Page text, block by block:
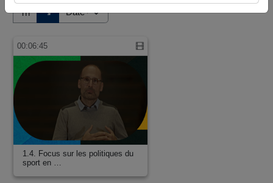
Tri ↘
00:06:45
1.4. Focus sur les politiques du
sport en …